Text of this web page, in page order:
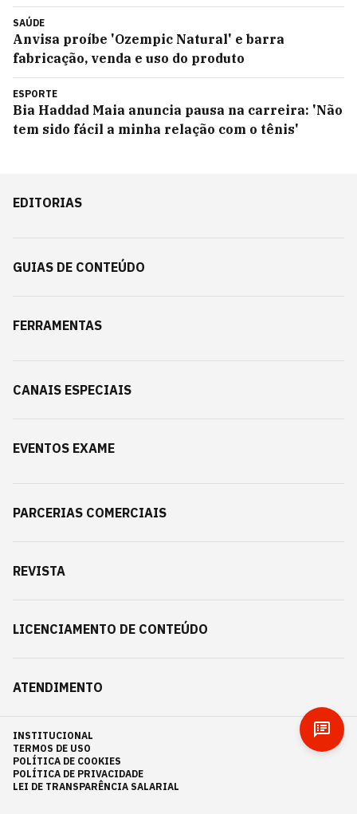
SAÚDE
Anvisa proíbe 'Ozempic Natural' e barra
fabricação, venda e uso do produto
ESPORTE
Bia Haddad Maia anuncia pausa na carreira: 'Não
tem sido fácil a minha relação com o tênis'
EDITORIAS
GUIAS DE CONTEÚDO
FERRAMENTAS
CANAIS ESPECIAIS
EVENTOS EXAME
PARCERIAS COMERCIAIS
REVISTA
LICENCIAMENTO DE CONTEÚDO
ATENDIMENTO
INSTITUCIONAL
TERMOS DE USO
POLÍTICA DE COOKIES
POLÍTICA DE PRIVACIDADE
LEI DE TRANSPARÊNCIA SALARIAL